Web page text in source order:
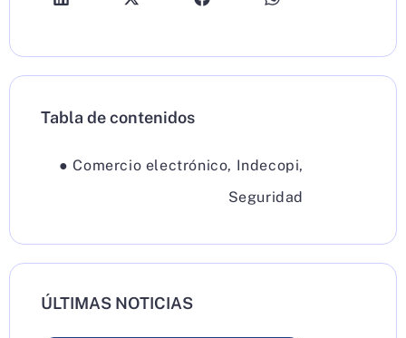
Tabla de contenidos
● Comercio electrónico, Indecopi,
Seguridad
ÚLTIMAS NOTICIAS